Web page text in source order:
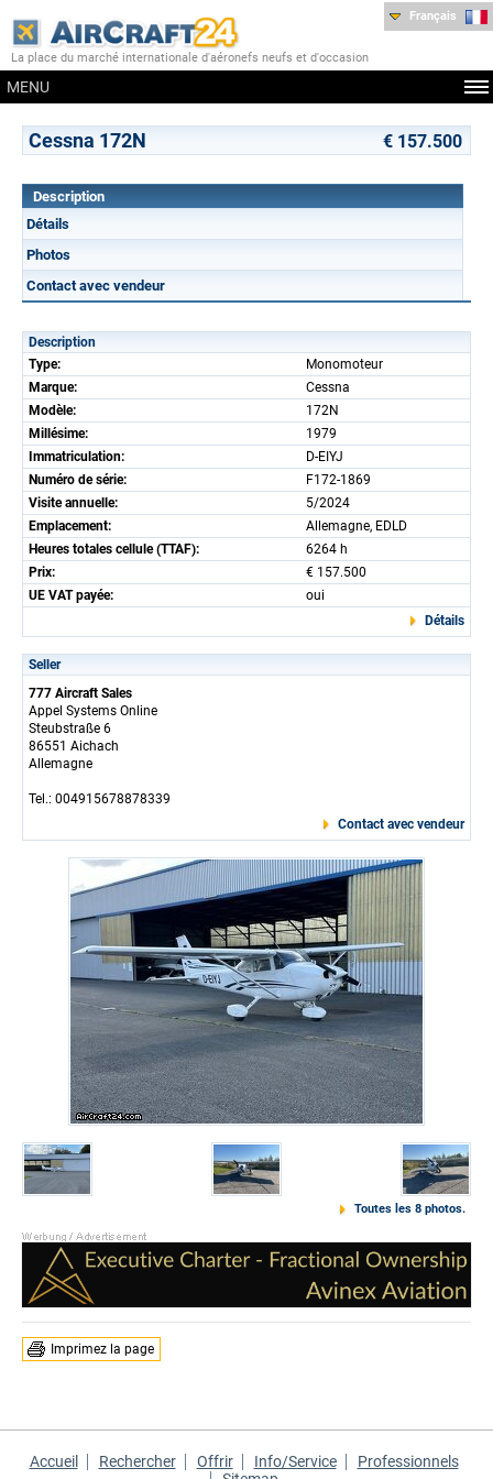
La place du marché internationale d'aéronefs neufs et d'occasion
MENU
Français
Cessna 172N € 157.500
Description
Détails
Photos
Contact avec vendeur
Description
Type:
Monomoteur
Marque:
Cessna
Modèle:
172N
Millésime:
1979
Immatriculation:
D-EIYJ
Numéro de série:
F172-1869
Visite annuelle:
5/2024
Emplacement:
Allemagne, EDLD
Heures totales cellule (TTAF):
6264 h
Prix:
€ 157.500
UE VAT payée:
oui
Détails
Seller
777 Aircraft Sales
Appel Systems Online
Steubstraße 6
86551 Aichach
Allemagne
Tel.: 004915678878339
Contact avec vendeur
Toutes les 8 photos.
Imprimez la page
Accueil Rechercher Offrir Info/Service
Professionnels